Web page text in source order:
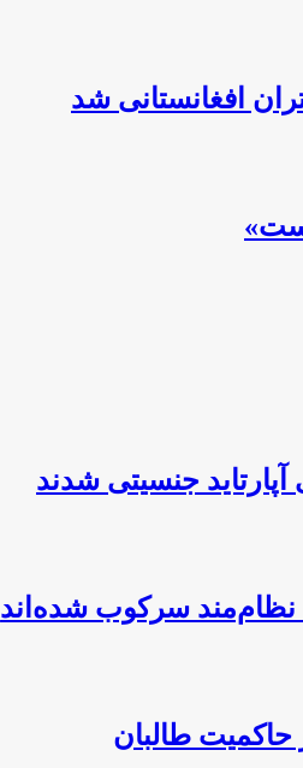
افغانستانی شد
جنسیتی شدند
نظام‌مند سرکوب شده‌اند
طالبان